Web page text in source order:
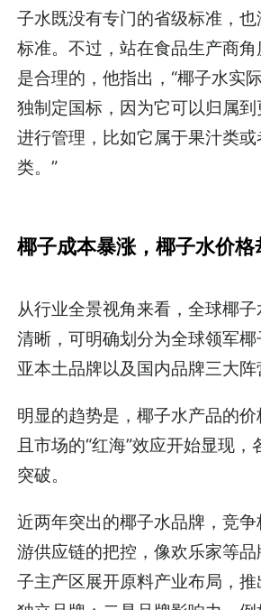
子水既没有专门的省级标准，
标准。不过，站在食品生产商
是合理的，他指出，“椰子水实
独制定国标，因为它可以归属
进行管理，比如它属于果汁类
类。”
椰子成本暴涨，椰子水价格
从行业全景视角来看，全球椰
清晰，可明确划分为全球领军
亚本土品牌以及国内品牌三大阵
明显的趋势是，椰子水产品的价
且市场的“红海”效应开始显现
突破。
近两年突出的椰子水品牌，竞
游供应链的把控，像欢乐家等
子主产区展开原料产业布局，推